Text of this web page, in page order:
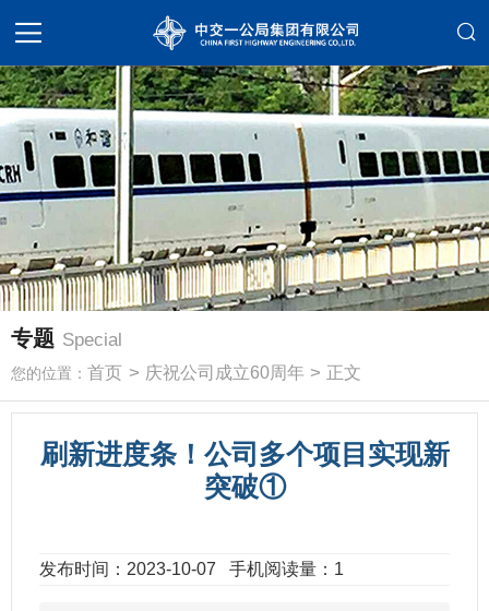
专题 Special
您的位置： 首页 > 庆祝公司成立60周年 > 正文
刷新进度条！公司多个项目实现新
突破①
发布时间：2023-10-07 手机阅读量：1